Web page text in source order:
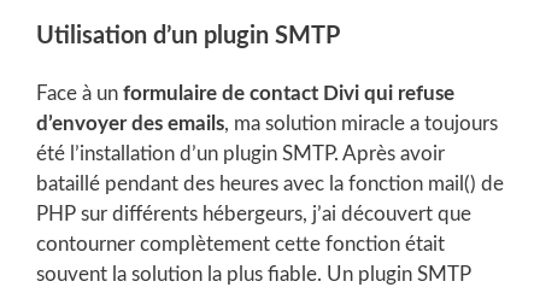
Utilisation d’un plugin SMTP
Face à un formulaire de contact Divi qui refuse
d’envoyer des emails, ma solution miracle a toujours
été l’installation d’un plugin SMTP. Après avoir
bataillé pendant des heures avec la fonction mail() de
PHP sur différents hébergeurs, j’ai découvert que
contourner complètement cette fonction était
souvent la solution la plus fiable. Un plugin SMTP